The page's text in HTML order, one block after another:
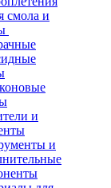
смола и
и
и